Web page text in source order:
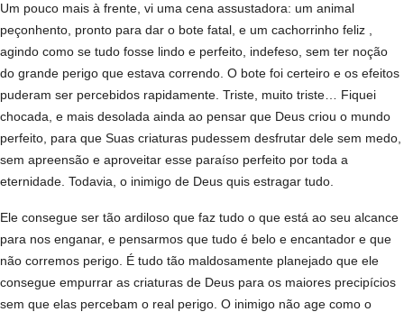
Um pouco mais à frente, vi uma cena assustadora: um animal
peçonhento, pronto para dar o bote fatal, e um cachorrinho feliz ,
agindo como se tudo fosse lindo e perfeito, indefeso, sem ter noção
do grande perigo que estava correndo. O bote foi certeiro e os efeitos
puderam ser percebidos rapidamente. Triste, muito triste… Fiquei
chocada, e mais desolada ainda ao pensar que Deus criou o mundo
perfeito, para que Suas criaturas pudessem desfrutar dele sem medo,
sem apreensão e aproveitar esse paraíso perfeito por toda a
eternidade. Todavia, o inimigo de Deus quis estragar tudo.
Ele consegue ser tão ardiloso que faz tudo o que está ao seu alcance
para nos enganar, e pensarmos que tudo é belo e encantador e que
não corremos perigo. É tudo tão maldosamente planejado que ele
consegue empurrar as criaturas de Deus para os maiores precipícios
sem que elas percebam o real perigo. O inimigo não age como o